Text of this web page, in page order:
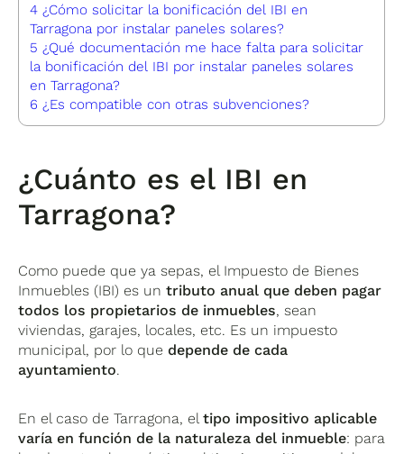
4 ¿Cómo solicitar la bonificación del IBI en
Tarragona por instalar paneles solares?
5 ¿Qué documentación me hace falta para solicitar
la bonificación del IBI por instalar paneles solares
en Tarragona?
6 ¿Es compatible con otras subvenciones?
¿Cuánto es el IBI en
Tarragona?
Como puede que ya sepas, el Impuesto de Bienes
Inmuebles (IBI) es untributo anual que deben pagar
todos los propietarios de inmuebles, sean
viviendas, garajes, locales, etc. Es un impuesto
municipal, por lo que depende de cada
ayuntamiento.
En el caso de Tarragona, eltipo impositivo aplicable
varía en función de la naturaleza del inmueble: para